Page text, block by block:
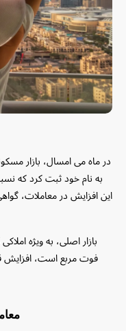
این افزایش در معاملات،